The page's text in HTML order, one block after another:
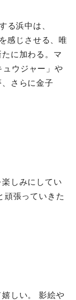
る浜中は、
感じさせる、唯
に加わる。マ
ウジャー」や
さらに金子
しみにしてい
頑張っていきた
しい。 影絵や